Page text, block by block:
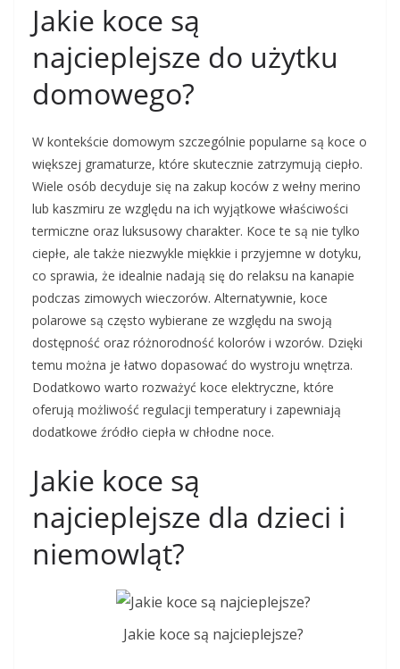
Jakie koce są
najcieplejsze do użytku
domowego?
W kontekście domowym szczególnie popularne są koce o
większej gramaturze, które skutecznie zatrzymują ciepło.
Wiele osób decyduje się na zakup koców z wełny merino
lub kaszmiru ze względu na ich wyjątkowe właściwości
termiczne oraz luksusowy charakter. Koce te są nie tylko
ciepłe, ale także niezwykle miękkie i przyjemne w dotyku,
co sprawia, że idealnie nadają się do relaksu na kanapie
podczas zimowych wieczorów. Alternatywnie, koce
polarowe są często wybierane ze względu na swoją
dostępność oraz różnorodność kolorów i wzorów. Dzięki
temu można je łatwo dopasować do wystroju wnętrza.
Dodatkowo warto rozważyć koce elektryczne, które
oferują możliwość regulacji temperatury i zapewniają
dodatkowe źródło ciepła w chłodne noce.
Jakie koce są
najcieplejsze dla dzieci i
niemowląt?
Jakie koce są najcieplejsze?